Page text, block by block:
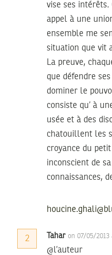
vise ses intérêts.
appel à une
ensemble me
situation que vit
La preuve,
que défendre
dominer le
consiste qu’ à
usée et à des
chatouillent les
croyance du
inconscient de
connaissances,
2 Tahar on 07/05/2013
@l’auteur